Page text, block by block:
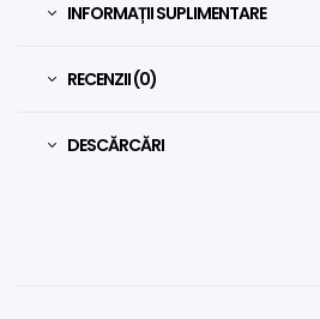
INFORMAȚII SUPLIMENTARE
RECENZII (0)
DESCĂRCĂRI